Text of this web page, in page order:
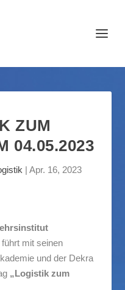
ZUM
04.05.2023
| Apr. 16, 2023
führt mit seinen
und der Dekra
„Logistik zum